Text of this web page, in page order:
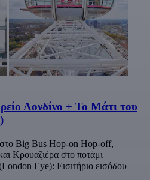
Λονδίνο + Το Μάτι του
Big Bus Hop-on Hop-off,
Κρουαζιέρα στο ποτάμι
Eye): Εισιτήριο εισόδου